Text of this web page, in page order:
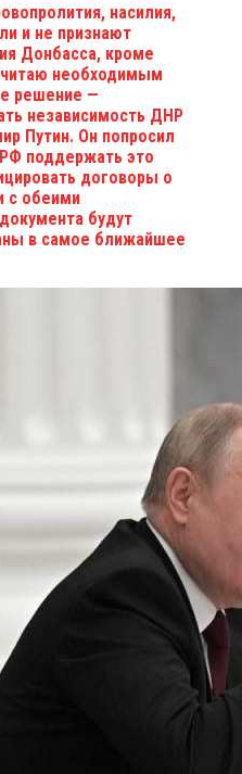
насилия,
и не признают
Донбасса, кроме
необходимым
решение —
независимость ДНР
Путин. Он попросил
поддержать это
договоры о
с обеими
будут
в самое ближайшее